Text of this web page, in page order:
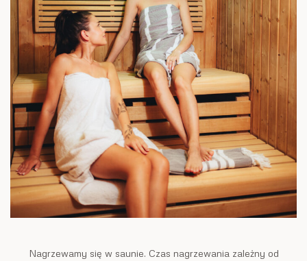
Nagrzewamy się w saunie. Czas nagrzewania zależny od